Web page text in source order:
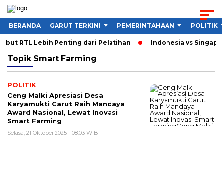
BERANDA GARUT TERKINI PEMERINTAHAAN POLITIK
RTL Lebih Penting dari Pelatihan Indonesia vs
Topik Smart Farming
POLITIK
Ceng Malki Apresiasi Desa
Karyamukti Garut Raih Mandaya
Award Nasional, Lewat Inovasi
Smart Farming
Selasa, 21 Oktober 2025 - 08:03 WIB